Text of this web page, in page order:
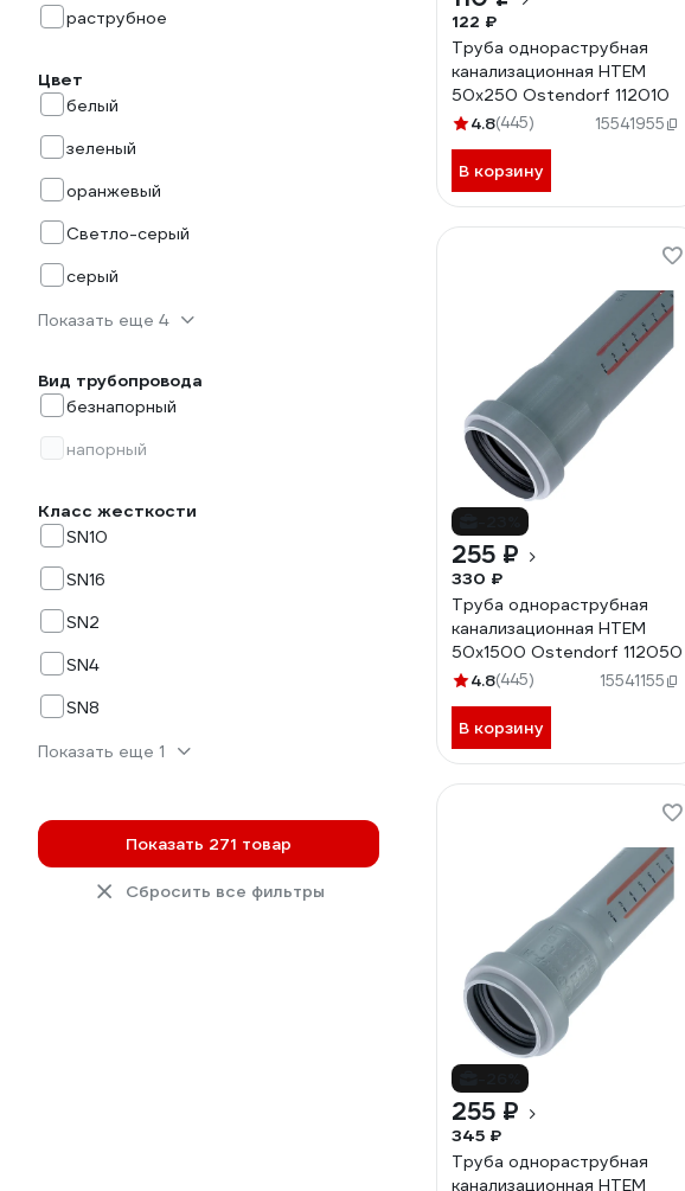
раструбное
Цвет
белый
зеленый
оранжевый
Светло-серый
серый
Показать еще 4
Вид трубопровода
безнапорный
напорный
Класс жесткости
SN10
SN16
SN2
SN4
SN8
Показать еще 1
Показать 271 товар
Сбросить все фильтры
122 ₽
Труба однораструбная
канализационная HTEM
50х250 Ostendorf 112010
4.8(445) 15541955
В корзину
255 ₽
330 ₽
Труба однораструбная
канализационная HTEM
50х1500 Ostendorf 112050
4.8(445) 15541155
В корзину
255 ₽
345 ₽
Труба однораструбная
канализационная HTEM